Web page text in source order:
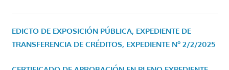
EDICTO DE EXPOSICIÓN PÚBLICA, EXPEDIENTE DE
TRANSFERENCIA DE CRÉDITOS, EXPEDIENTE Nº 2/2/2025